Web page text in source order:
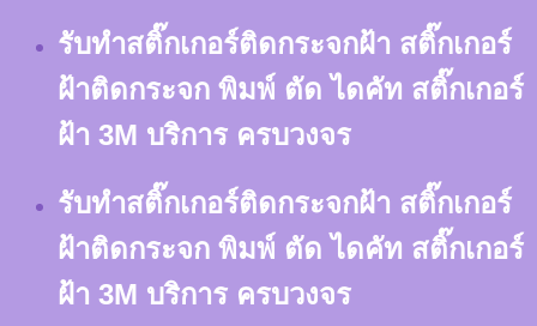
content
รับทำสติ๊กเกอร์ติดกระจกฝ้า สติ๊กเกอร์
ฝ้าติดกระจก พิมพ์ ตัด ไดคัท สติ๊กเกอร์
ฝ้า 3M บริการ ครบวงจร
รับทำสติ๊กเกอร์ติดกระจกฝ้า สติ๊กเกอร์
ฝ้าติดกระจก พิมพ์ ตัด ไดคัท สติ๊กเกอร์
ฝ้า 3M บริการ ครบวงจร